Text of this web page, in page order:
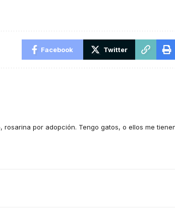
Facebook Twitter
rosarina por adopción. Tengo gatos, o ellos me